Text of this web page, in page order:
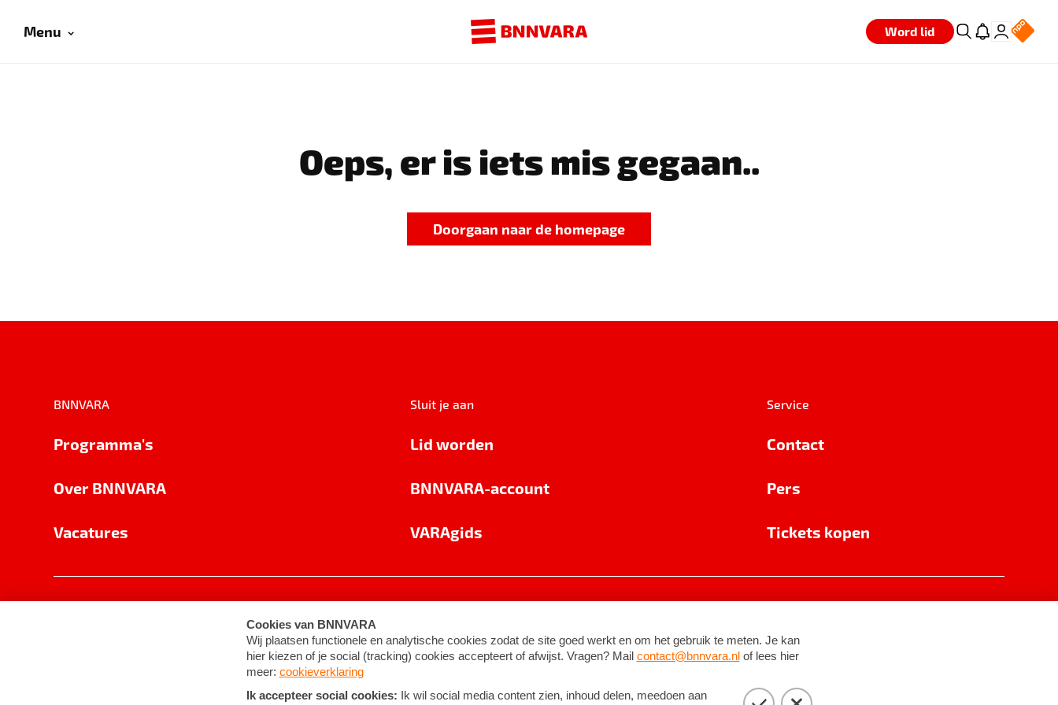
Menu Word lid
Oeps, er is iets mis gegaan..
Doorgaan naar de homepage
BNNVARA
Programma's
Over BNNVARA
Vacatures
Sluit je aan
Lid worden
BNNVARA-account
VARAgids
Service
Contact
Pers
Tickets kopen
Cookie-instellingen Algemene voorwaarden ©2026BNNVARA